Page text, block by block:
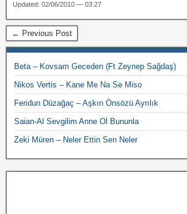
Updated: 02/06/2010 — 03:27
← Previous Post
Beta – Kovsam Geceden (Ft Zeynep Sağdaş)
Nikos Vertis – Kane Me Na Se Miso
Feridun Düzağaç – Aşkın Önsözü Ayrılık
Saian-Al Sevgilim Anne Ol Bununla
Zeki Müren – Neler Ettin Sen Neler